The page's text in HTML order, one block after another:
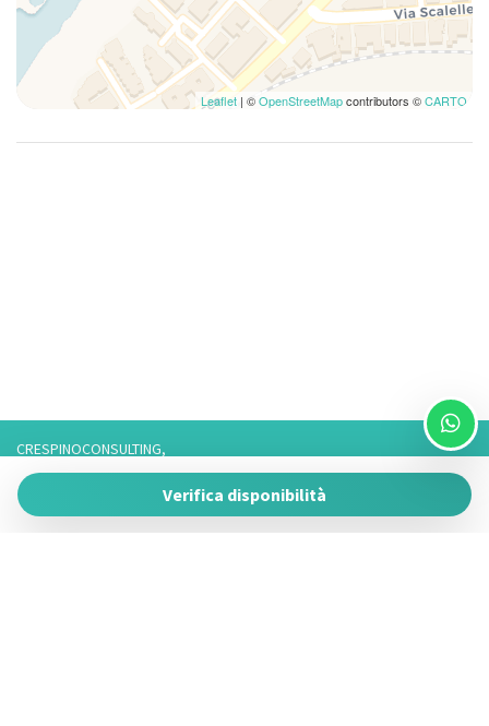
Leaflet | ©OpenStreetMapcontributors ©CARTO
Verifica disponibilità
CRESPINOCONSULTING,
Via Franco 3,
73057 Taviano
P.IVA 05266050755